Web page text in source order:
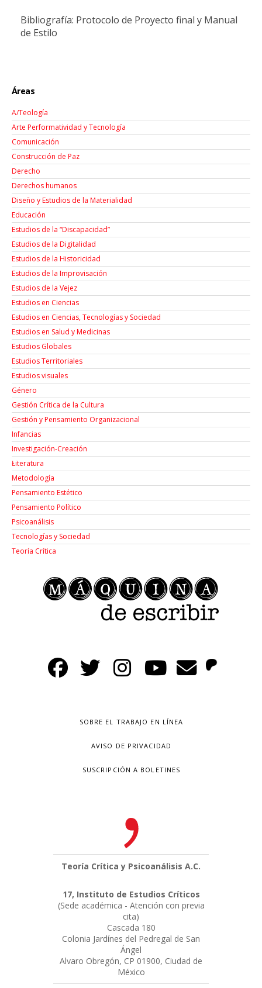
Bibliografía: Protocolo de Proyecto final y Manual
de Estilo
Áreas
A/Teología
Arte Performatividad y Tecnología
Comunicación
Construcción de Paz
Derecho
Derechos humanos
Diseño y Estudios de la Materialidad
Educación
Estudios de la “Discapacidad”
Estudios de la Digitalidad
Estudios de la Historicidad
Estudios de la Improvisación
Estudios de la Vejez
Estudios en Ciencias
Estudios en Ciencias, Tecnologías y Sociedad
Estudios en Salud y Medicinas
Estudios Globales
Estudios Territoriales
Estudios visuales
Género
Gestión Crítica de la Cultura
Gestión y Pensamiento Organizacional
Infancias
Investigación-Creación
Łiteratura
Metodología
Pensamiento Estético
Pensamiento Político
Psicoanálisis
Tecnologías y Sociedad
Teoría Crítica
SOBRE EL TRABAJO EN LÍNEA
AVISO DE PRIVACIDAD
SUSCRIPCIÓN A BOLETINES
Teoría Crítica y Psicoanálisis A.C.
17, Instituto de Estudios Críticos
(Sede académica - Atención con previa
cita)
Cascada 180
Colonia Jardínes del Pedregal de San
Ángel
Alvaro Obregón, CP 01900, Ciudad de
México